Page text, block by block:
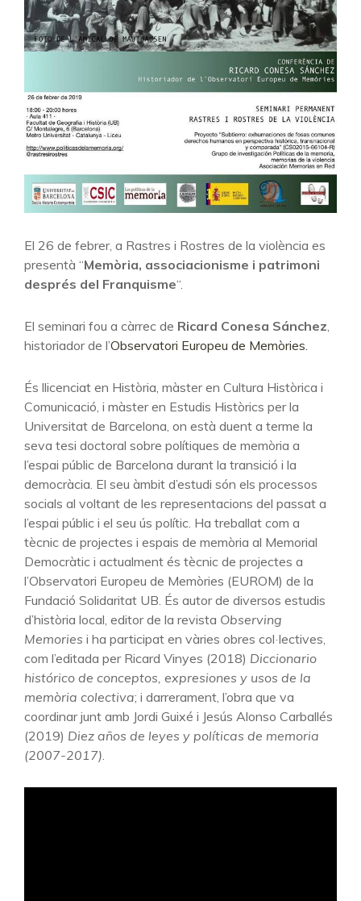
El 26 de febrer, a Rastres i Rostres de la violència es
presentà “Memòria, associacionisme i patrimoni
després del Franquisme“.
El seminari fou a càrrec de Ricard Conesa Sánchez,
historiador de l’Observatori Europeu de Memòries.
És llicenciat en Història, màster en Cultura Històrica i
Comunicació, i màster en Estudis Històrics per la
Universitat de Barcelona, on està duent a terme la
seva tesi doctoral sobre polítiques de memòria a
l’espai públic de Barcelona durant la transició i la
democràcia. El seu àmbit d’estudi són els processos
socials al voltant de les representacions del passat a
l’espai públic i el seu ús polític. Ha treballat com a
tècnic de projectes i espais de memòria al Memorial
Democràtic i actualment és tècnic de projectes a
l’Observatori Europeu de Memòries (EUROM) de la
Fundació Solidaritat UB. És autor de diversos estudis
d’història local, editor de la revista Observing
Memories i ha participat en vàries obres col·lectives,
com l’editada per Ricard Vinyes (2018) Diccionario
histórico de conceptos, expresiones y usos de la
memòria colectiva; i darrerament, l’obra que va
coordinar junt amb Jordi Guixé i Jesús Alonso Carballés
(2019) Diez años de leyes y políticas de memoria
(2007-2017).